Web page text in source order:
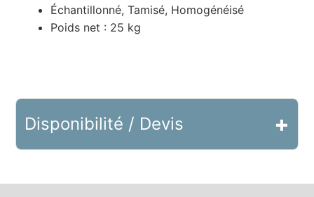
Échantillonné, Tamisé, Homogénéisé
Poids net : 25 kg
Disponibilité / Devis +